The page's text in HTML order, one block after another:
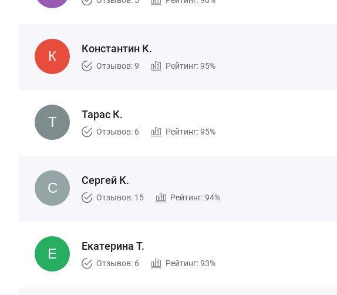
Константин К.
Отзывов: 9 Рейтинг: 95%
Тарас К.
Отзывов: 6 Рейтинг: 95%
Сергей К.
Отзывов: 15 Рейтинг: 94%
Екатерина Т.
Отзывов: 6 Рейтинг: 93%